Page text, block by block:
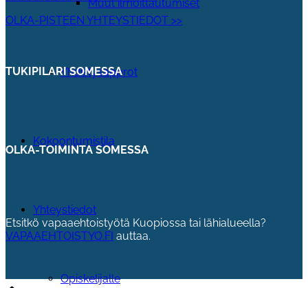
Muut ilmoittautumiset
Yhdistysapprot
Kokoontumistila
Yhteystiedot
Opiskelijalle
OLKA-PISTEEN YHTEYSTIEDOT >>
TUKIPILARI SOMESSA
OLKA-TOIMINTA SOMESSA
Etsitkö vapaaehtoistyötä Kuopiossa tai lähialueella?
VAPAAEHTOISTYO.FI auttaa.